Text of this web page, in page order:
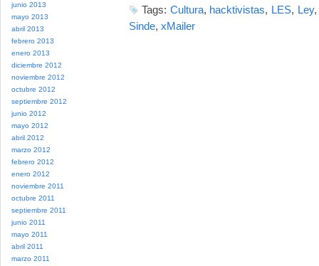
junio 2013
mayo 2013
abril 2013
febrero 2013
enero 2013
diciembre 2012
noviembre 2012
octubre 2012
septiembre 2012
junio 2012
mayo 2012
abril 2012
marzo 2012
febrero 2012
enero 2012
noviembre 2011
octubre 2011
septiembre 2011
junio 2011
mayo 2011
abril 2011
marzo 2011
Tags: Cultura, hacktivistas, LES, Ley
Sinde, xMailer